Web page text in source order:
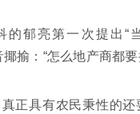
的郁亮第一次提出“
揶揄：“怎么地产商都
正具有农民秉性的还